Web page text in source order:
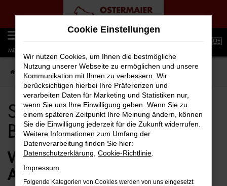
Zum
Hauptinhalt
springen
MENÜ
Startseite Bielefeld Seat Seat Alhambra für Bielefeld Top Angebote
Seat Alhambra für
Bielefeld Top Angebote
WIE WÄRE ES MIT EINEM SEAT
ALHAMBRA FÜR BIELEFELD?
Cookie Einstellungen
Wir nutzen Cookies, um Ihnen die bestmögliche
Nutzung unserer Webseite zu ermöglichen und unsere
Kommunikation mit Ihnen zu verbessern. Wir
berücksichtigen hierbei Ihre Präferenzen und
verarbeiten Daten für Marketing und Statistiken nur,
wenn Sie uns Ihre Einwilligung geben. Wenn Sie zu
einem späteren Zeitpunkt Ihre Meinung ändern, können
Sie die Einwilligung jederzeit für die Zukunft widerrufen.
Weitere Informationen zum Umfang der
Datenverarbeitung finden Sie hier:
Datenschutzerklärung Cookie-Richtlinie
Impressum
Folgende Kategorien von Cookies werden von uns eingesetzt: